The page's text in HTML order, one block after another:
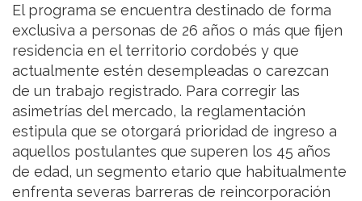
El programa se encuentra destinado de forma
exclusiva a personas de 26 años o más que fijen
residencia en el territorio cordobés y que
actualmente estén desempleadas o carezcan
de un trabajo registrado. Para corregir las
asimetrías del mercado, la reglamentación
estipula que se otorgará prioridad de ingreso a
aquellos postulantes que superen los 45 años
de edad, un segmento etario que habitualmente
enfrenta severas barreras de reincorporación